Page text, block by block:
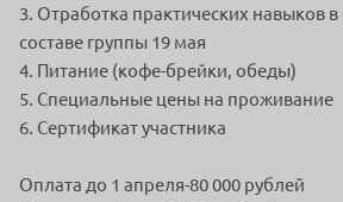
3. Отработка практических навыков
составе группы 19 мая
4. Питание (кофе-брейки, обеды)
5. Специальные цены на проживание
6. Сертификат участника
Оплата до 1 апреля-80 000 рублей